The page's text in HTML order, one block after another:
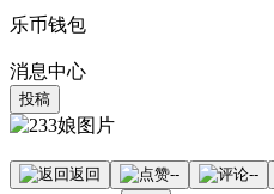
乐币钱包
消息中心
投稿
返回 -- --